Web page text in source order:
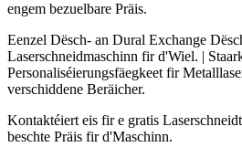
engem bezuelbare Präis.
Eenzel Dësch- an Dural Exchange
Laserschneidmaschinn fir d'Wiel. |
Personaliséierungsfäegkeet fir
verschiddene Beräicher.
Kontaktéiert eis fir e gratis
beschte Präis fir d'Maschinn.